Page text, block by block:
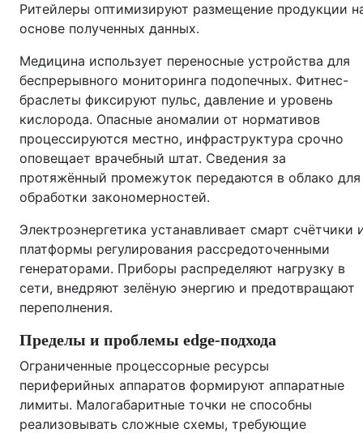
Ритейлеры оптимизируют размещение продукции
основе полученных данных.
Медицина использует переносные устройства для
беспрерывного мониторинга подопечных. Фитнес-
браслеты фиксируют пульс, давление и уровень
кислорода. Опасные аномалии от нормативов
процессируются местно, инфраструктура срочно
оповещает врачебный штат. Сведения за
протяжённый промежуток передаются в облако для
обработки закономерностей.
Электроэнергетика устанавливает смарт счётчики
платформы регулирования рассредоточенными
генераторами. Приборы распределяют нагрузку в
сети, внедряют зелёную энергию и предотвращают
переполнения.
Пределы и проблемы edge‑подхода
Ограниченные процессорные ресурсы
периферийных аппаратов формируют аппаратные
лимиты. Малогабаритные точки не способны
реализовывать сложные схемы, требующие